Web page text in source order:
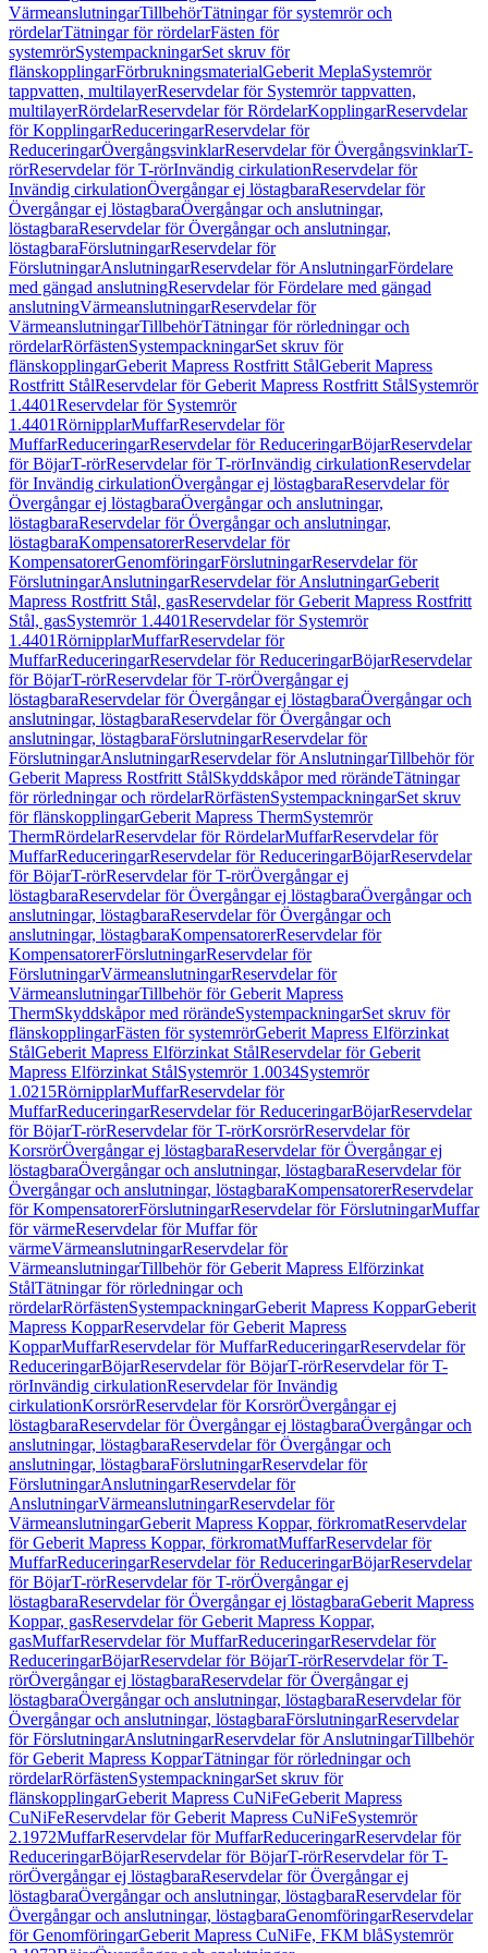
VärmeanslutningarTillbehörTätningar för systemrör och
rördelarTätningar för rördelarFästen för
systemrörSystempackningarSet skruv för
flänskopplingarFörbrukningsmaterialGeberit MeplaSystemrör
tappvatten, multilayerReservdelar för Systemrör tappvatten,
multilayerRördelarReservdelar för RördelarKopplingarReservdelar
för KopplingarReduceringarReservdelar för
ReduceringarÖvergångsvinklarReservdelar för ÖvergångsvinklarT-
rörReservdelar för T-rörInvändig cirkulationReservdelar för
Invändig cirkulationÖvergångar ej löstagbaraReservdelar för
Övergångar ej löstagbaraÖvergångar och anslutningar,
löstagbaraReservdelar för Övergångar och anslutningar,
löstagbaraFörslutningarReservdelar för
FörslutningarAnslutningarReservdelar för AnslutningarFördelare
med gängad anslutningReservdelar för Fördelare med gängad
anslutningVärmeanslutningarReservdelar för
VärmeanslutningarTillbehörTätningar för rörledningar och
rördelarRörfästenSystempackningarSet skruv för
flänskopplingarGeberit Mapress Rostfritt StålGeberit Mapress
Rostfritt StålReservdelar för Geberit Mapress Rostfritt StålSystemrör
1.4401Reservdelar för Systemrör
1.4401RörnipplarMuffarReservdelar för
MuffarReduceringarReservdelar för ReduceringarBöjarReservdelar
för BöjarT-rörReservdelar för T-rörInvändig cirkulationReservdelar
för Invändig cirkulationÖvergångar ej löstagbaraReservdelar för
Övergångar ej löstagbaraÖvergångar och anslutningar,
löstagbaraReservdelar för Övergångar och anslutningar,
löstagbaraKompensatorerReservdelar för
KompensatorerGenomföringarFörslutningarReservdelar för
FörslutningarAnslutningarReservdelar för AnslutningarGeberit
Mapress Rostfritt Stål, gasReservdelar för Geberit Mapress Rostfritt
Stål, gasSystemrör 1.4401Reservdelar för Systemrör
1.4401RörnipplarMuffarReservdelar för
MuffarReduceringarReservdelar för ReduceringarBöjarReservdelar
för BöjarT-rörReservdelar för T-rörÖvergångar ej
löstagbaraReservdelar för Övergångar ej löstagbaraÖvergångar och
anslutningar, löstagbaraReservdelar för Övergångar och
anslutningar, löstagbaraFörslutningarReservdelar för
FörslutningarAnslutningarReservdelar för AnslutningarTillbehör för
Geberit Mapress Rostfritt StålSkyddskåpor med rörändeTätningar
för rörledningar och rördelarRörfästenSystempackningarSet skruv
för flänskopplingarGeberit Mapress ThermSystemrör
ThermRördelarReservdelar för RördelarMuffarReservdelar för
MuffarReduceringarReservdelar för ReduceringarBöjarReservdelar
för BöjarT-rörReservdelar för T-rörÖvergångar ej
löstagbaraReservdelar för Övergångar ej löstagbaraÖvergångar och
anslutningar, löstagbaraReservdelar för Övergångar och
anslutningar, löstagbaraKompensatorerReservdelar för
KompensatorerFörslutningarReservdelar för
FörslutningarVärmeanslutningarReservdelar för
VärmeanslutningarTillbehör för Geberit Mapress
ThermSkyddskåpor med rörändeSystempackningarSet skruv för
flänskopplingarFästen för systemrörGeberit Mapress Elförzinkat
StålGeberit Mapress Elförzinkat StålReservdelar för Geberit
Mapress Elförzinkat StålSystemrör 1.0034Systemrör
1.0215RörnipplarMuffarReservdelar för
MuffarReduceringarReservdelar för ReduceringarBöjarReservdelar
för BöjarT-rörReservdelar för T-rörKorsrörReservdelar för
KorsrörÖvergångar ej löstagbaraReservdelar för Övergångar ej
löstagbaraÖvergångar och anslutningar, löstagbaraReservdelar för
Övergångar och anslutningar, löstagbaraKompensatorerReservdelar
för KompensatorerFörslutningarReservdelar för FörslutningarMuffar
för värmeReservdelar för Muffar för
värmeVärmeanslutningarReservdelar för
VärmeanslutningarTillbehör för Geberit Mapress Elförzinkat
StålTätningar för rörledningar och
rördelarRörfästenSystempackningarGeberit Mapress KopparGeberit
Mapress KopparReservdelar för Geberit Mapress
KopparMuffarReservdelar för MuffarReduceringarReservdelar för
ReduceringarBöjarReservdelar för BöjarT-rörReservdelar för T-
rörInvändig cirkulationReservdelar för Invändig
cirkulationKorsrörReservdelar för KorsrörÖvergångar ej
löstagbaraReservdelar för Övergångar ej löstagbaraÖvergångar och
anslutningar, löstagbaraReservdelar för Övergångar och
anslutningar, löstagbaraFörslutningarReservdelar för
FörslutningarAnslutningarReservdelar för
AnslutningarVärmeanslutningarReservdelar för
VärmeanslutningarGeberit Mapress Koppar, förkromatReservdelar
för Geberit Mapress Koppar, förkromatMuffarReservdelar för
MuffarReduceringarReservdelar för ReduceringarBöjarReservdelar
för BöjarT-rörReservdelar för T-rörÖvergångar ej
löstagbaraReservdelar för Övergångar ej löstagbaraGeberit Mapress
Koppar, gasReservdelar för Geberit Mapress Koppar,
gasMuffarReservdelar för MuffarReduceringarReservdelar för
ReduceringarBöjarReservdelar för BöjarT-rörReservdelar för T-
rörÖvergångar ej löstagbaraReservdelar för Övergångar ej
löstagbaraÖvergångar och anslutningar, löstagbaraReservdelar för
Övergångar och anslutningar, löstagbaraFörslutningarReservdelar
för FörslutningarAnslutningarReservdelar för AnslutningarTillbehör
för Geberit Mapress KopparTätningar för rörledningar och
rördelarRörfästenSystempackningarSet skruv för
flänskopplingarGeberit Mapress CuNiFeGeberit Mapress
CuNiFeReservdelar för Geberit Mapress CuNiFeSystemrör
2.1972MuffarReservdelar för MuffarReduceringarReservdelar för
ReduceringarBöjarReservdelar för BöjarT-rörReservdelar för T-
rörÖvergångar ej löstagbaraReservdelar för Övergångar ej
löstagbaraÖvergångar och anslutningar, löstagbaraReservdelar för
Övergångar och anslutningar, löstagbaraGenomföringarReservdelar
för GenomföringarGeberit Mapress CuNiFe, FKM blåSystemrör